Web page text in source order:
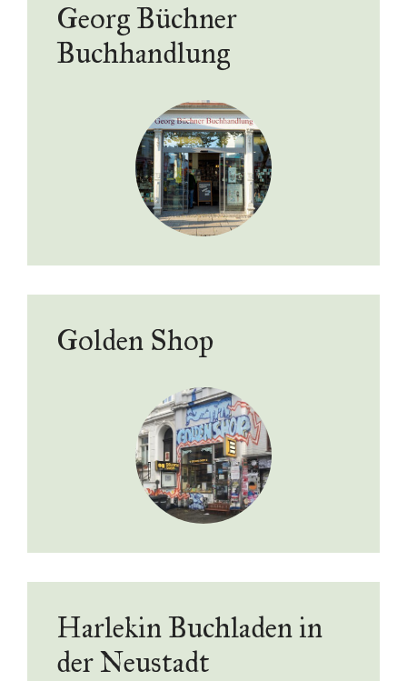
Georg Büchner
Buchhandlung
Golden Shop
Harlekin Buchladen in
der Neustadt